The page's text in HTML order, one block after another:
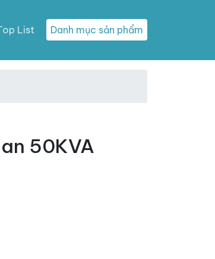
List Danh mục sản phẩm
50KVA